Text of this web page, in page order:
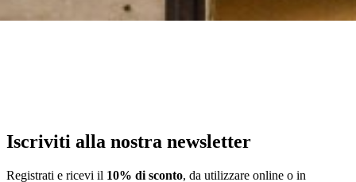
Iscriviti alla nostra newsletter
Registrati e ricevi il 10% di sconto, da utilizzare online o in